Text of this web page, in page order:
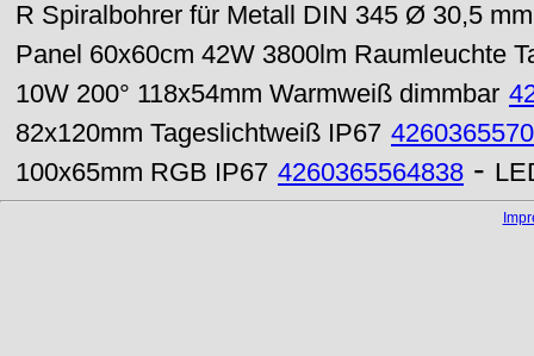
R Spiralbohrer für Metall DIN 345 Ø 30,5
Panel 60x60cm 42W 3800lm Raumleuchte
10W 200° 118x54mm Warmweiß dimmbar
82x120mm Tageslichtweiß IP67
100x65mm RGB IP67 4260365564838 -